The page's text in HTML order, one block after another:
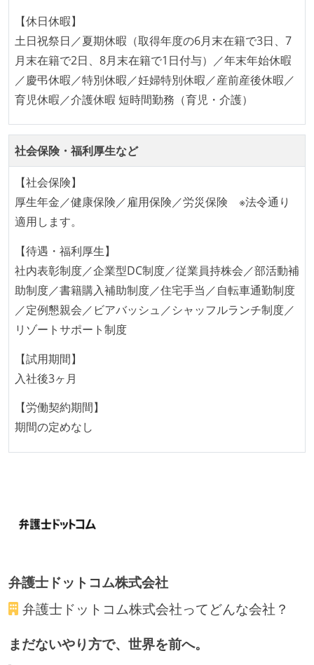
労働環境の自由度
日本国内であれば、居住地は問わずにフルリモートで
きる
2年以内に未就学児を子育てしながら働いていたエン
ジニアがいる
フレックスタイム制または裁量労働制を採用している
メンバーの多様性
外国籍の開発メンバーがいる
開発メンバーの新卒採用を実施している
待遇・福利厚生
ストックオプションまたは自社株購入支援制度がある
選考プロセス
適性検査がある（SPIなど）
コーディングテストがある（オンラインテスト）
リファレンスチェックがある
職業安定法に対応する記載事項
主な休暇：年末年始、夏季、慶弔休暇など
休日制度：完全週休2日制（土日祝休み）
受動喫煙防止措置：屋内禁煙（屋内に喫煙可能室設
【休日休暇】
土日祝祭日／夏期休暇（取得年度の6月末在籍で3日、7
月末在籍で2日、8月末在籍で1日付与）／年末年始休暇
／慶弔休暇／特別休暇／妊婦特別休暇／産前産後休暇／
育児休暇／介護休暇 短時間勤務（育児・介護）
社会保険・福利厚生など
【社会保険】
厚生年金／健康保険／雇用保険／労災保険 ※法令通り
適用します。
【待遇・福利厚生】
社内表彰制度／企業型DC制度／従業員持株会／部活動補
助制度／書籍購入補助制度／住宅手当／自転車通勤制度
／定例懇親会／ビアバッシュ／シャッフルランチ制度／
リゾートサポート制度
【試用期間】
入社後3ヶ月
【労働契約期間】
期間の定めなし
弁護士ドットコム株式会社
弁護士ドットコム株式会社ってどんな会社？
まだないやり方で、世界を前へ。